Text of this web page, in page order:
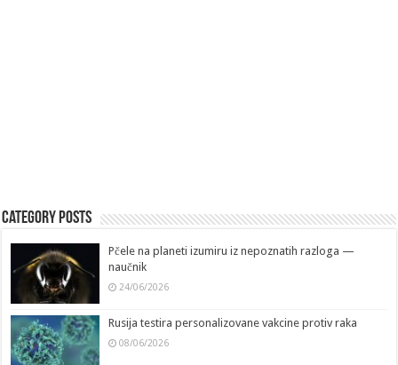
Category Posts
Pčele na planeti izumiru iz nepoznatih razloga —
naučnik
24/06/2026
Rusija testira personalizovane vakcine protiv raka
08/06/2026